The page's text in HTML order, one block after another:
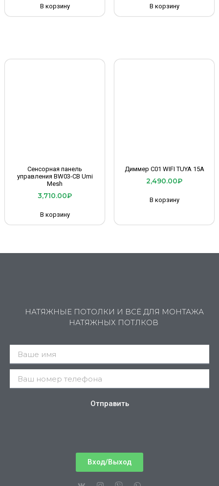
В корзину В корзину
Сенсорная панель
управления BW03-CB Umi
Mesh
3,710.00₽
В корзину
Диммер C01 WIFI TUYA 15A
2,490.00₽
В корзину
НАТЯЖНЫЕ ПОТОЛКИ И ВСЁ ДЛЯ МОНТАЖА
НАТЯЖНЫХ ПОТЛКОВ
Отправить
Вход/Выход